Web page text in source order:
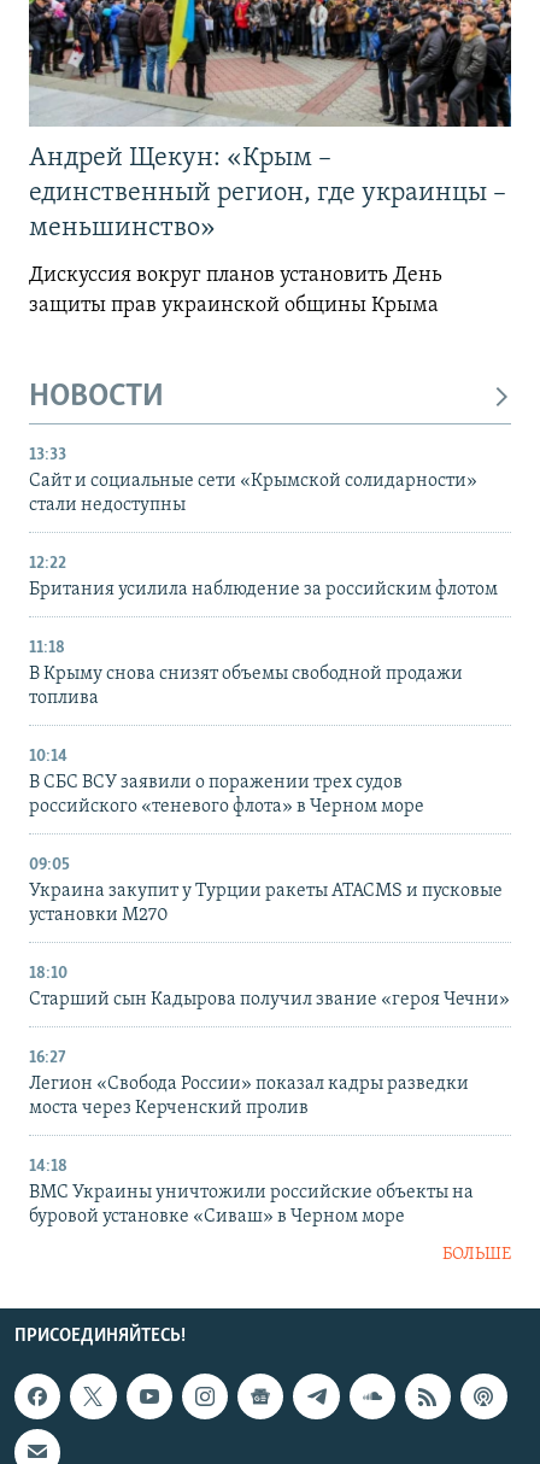
Андрей Щекун: «Крым –
единственный регион, где украинцы –
меньшинство»
Дискуссия вокруг планов установить День
защиты прав украинской общины Крыма
НОВОСТИ
13:33
Сайт и социальные сети «Крымской солидарности»
стали недоступны
12:22
Британия усилила наблюдение за российским флотом
11:18
В Крыму снова снизят объемы свободной продажи
топлива
10:14
В СБС ВСУ заявили о поражении трех судов
российского «теневого флота» в Черном море
09:05
Украина закупит у Турции ракеты ATACMS и пусковые
установки M270
18:10
Старший сын Кадырова получил звание «героя Чечни»
16:27
Легион «Свобода России» показал кадры разведки
моста через Керченский пролив
14:18
ВМС Украины уничтожили российские объекты на
буровой установке «Сиваш» в Черном море
БОЛЬШЕ
ПРИСОЕДИНЯЙТЕСЬ!